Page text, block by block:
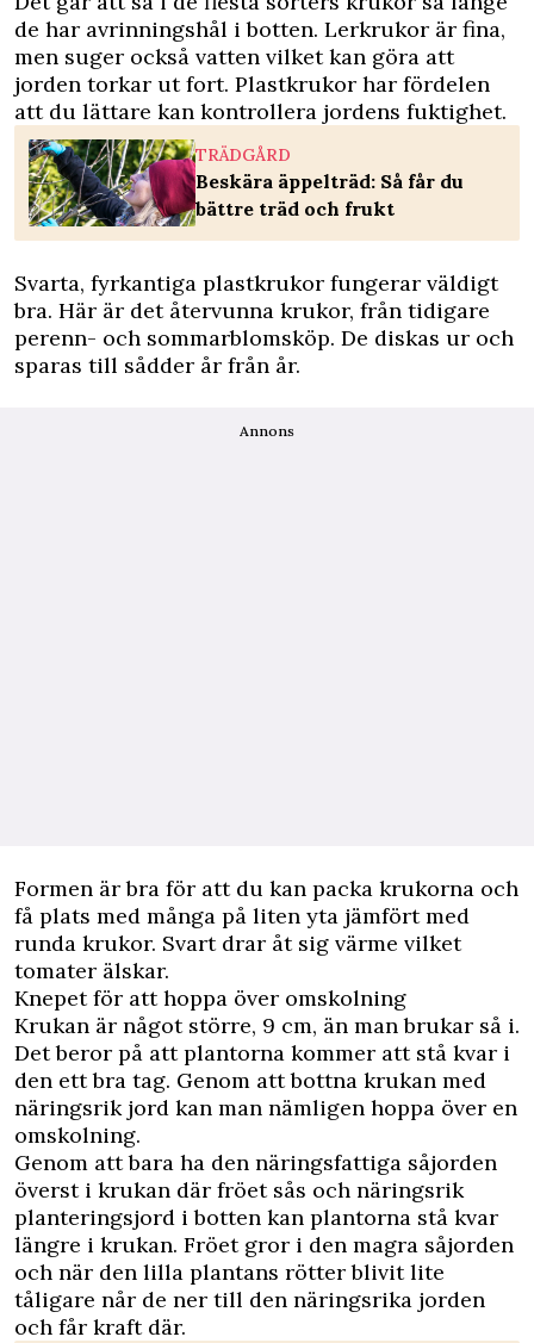
de har avrinningshål i botten. Lerkrukor är fina,
men suger också vatten vilket kan göra att
jorden torkar ut fort. Plastkrukor har fördelen
att du lättare kan kontrollera jordens fuktighet.
TRÄDGÅRD
Beskära äppelträd: Så får du
bättre träd och frukt
Svarta, fyrkantiga plastkrukor fungerar väldigt
bra. Här är det återvunna krukor, från tidigare
perenn- och sommarblomsköp. De diskas ur och
sparas till sådder år från år.
Annons
Formen är bra för att du kan packa krukorna och
få plats med många på liten yta jämfört med
runda krukor. Svart drar åt sig värme vilket
tomater älskar.
Knepet för att hoppa över omskolning
Krukan är något större, 9 cm, än man brukar så i.
Det beror på att plantorna kommer att stå kvar i
den ett bra tag. Genom att bottna krukan med
näringsrik jord kan man nämligen hoppa över en
omskolning.
Genom att bara ha den näringsfattiga såjorden
överst i krukan där fröet sås och näringsrik
planteringsjord i botten kan plantorna stå kvar
längre i krukan. Fröet gror i den magra såjorden
och när den lilla plantans rötter blivit lite
tåligare når de ner till den näringsrika jorden
och får kraft där.